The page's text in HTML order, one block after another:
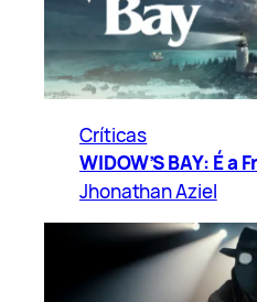
Críticas
WIDOW’S BAY: É a
Jhonathan Aziel